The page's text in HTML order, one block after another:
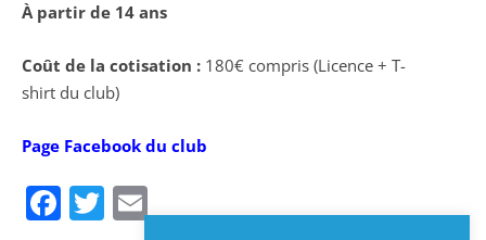
À partir de 14 ans
Coût de la cotisation : 180€ compris (Licence + T-
shirt du club)
Page Facebook du club
Facebook
Twitter
Email